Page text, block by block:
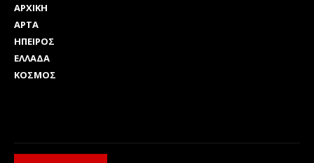
ΑΡΧΙΚΗ
ΑΡΤΑ
ΗΠΕΙΡΟΣ
ΕΛΛΑΔΑ
ΚΟΣΜΟΣ